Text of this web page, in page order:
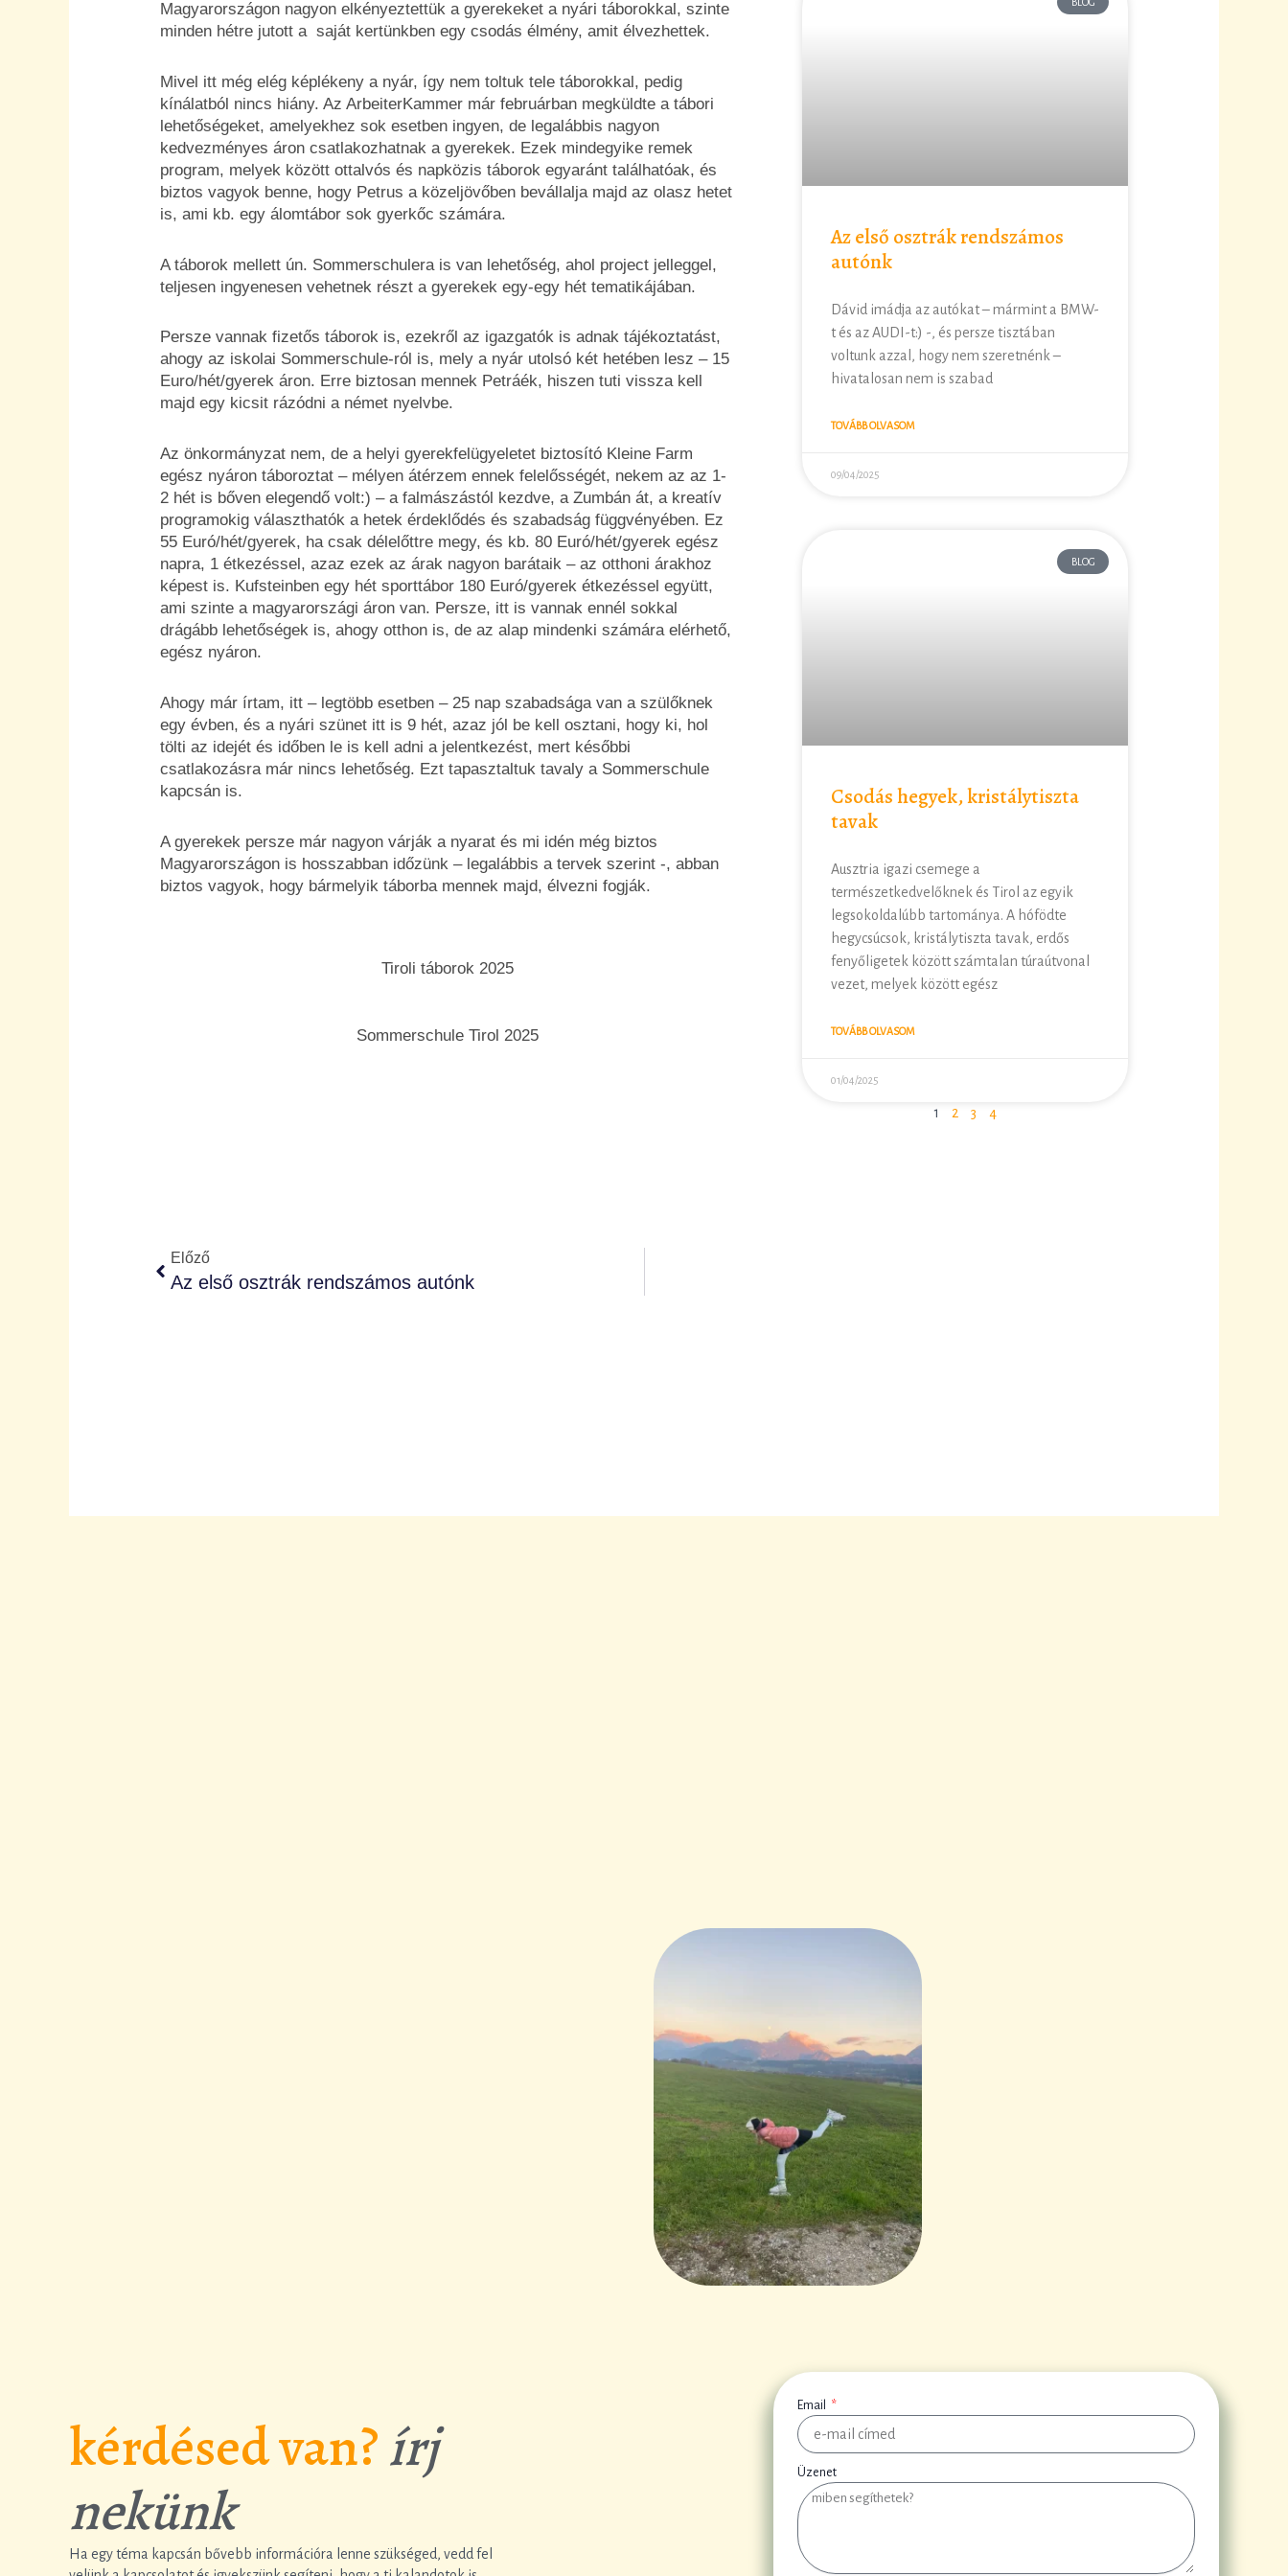
Magyarországon nagyon elkényeztettük a gyerekeket a nyári táborokkal, szinte
minden hétre jutott a saját kertünkben egy csodás élmény, amit élvezhettek.
Mivel itt még elég képlékeny a nyár, így nem toltuk tele táborokkal, pedig
kínálatból nincs hiány. Az ArbeiterKammer már februárban megküldte a tábori
lehetőségeket, amelyekhez sok esetben ingyen, de legalábbis nagyon
kedvezményes áron csatlakozhatnak a gyerekek. Ezek mindegyike remek
program, melyek között ottalvós és napközis táborok egyaránt találhatóak, és
biztos vagyok benne, hogy Petrus a közeljövőben bevállalja majd az olasz hetet
is, ami kb. egy álomtábor sok gyerkőc számára.
A táborok mellett ún. Sommerschulera is van lehetőség, ahol project jelleggel,
teljesen ingyenesen vehetnek részt a gyerekek egy-egy hét tematikájában.
Persze vannak fizetős táborok is, ezekről az igazgatók is adnak tájékoztatást,
ahogy az iskolai Sommerschule-ról is, mely a nyár utolsó két hetében lesz – 15
Euro/hét/gyerek áron. Erre biztosan mennek Petráék, hiszen tuti vissza kell
majd egy kicsit rázódni a német nyelvbe.
Az önkormányzat nem, de a helyi gyerekfelügyeletet biztosító Kleine Farm
egész nyáron táboroztat – mélyen átérzem ennek felelősségét, nekem az az 1-
2 hét is bőven elegendő volt:) – a falmászástól kezdve, a Zumbán át, a kreatív
programokig választhatók a hetek érdeklődés és szabadság függvényében. Ez
55 Euró/hét/gyerek, ha csak délelőttre megy, és kb. 80 Euró/hét/gyerek egész
napra, 1 étkezéssel, azaz ezek az árak nagyon barátaik – az otthoni árakhoz
képest is. Kufsteinben egy hét sporttábor 180 Euró/gyerek étkezéssel együtt,
ami szinte a magyarországi áron van. Persze, itt is vannak ennél sokkal
drágább lehetőségek is, ahogy otthon is, de az alap mindenki számára elérhető,
egész nyáron.
Ahogy már írtam, itt – legtöbb esetben – 25 nap szabadsága van a szülőknek
egy évben, és a nyári szünet itt is 9 hét, azaz jól be kell osztani, hogy ki, hol
tölti az idejét és időben le is kell adni a jelentkezést, mert későbbi
csatlakozásra már nincs lehetőség. Ezt tapasztaltuk tavaly a Sommerschule
kapcsán is.
A gyerekek persze már nagyon várják a nyarat és mi idén még biztos
Magyarországon is hosszabban időzünk – legalábbis a tervek szerint -, abban
biztos vagyok, hogy bármelyik táborba mennek majd, élvezni fogják.
Tiroli táborok 2025
Sommerschule Tirol 2025
Az első osztrák rendszámos
autónk
Dávid imádja az autókat – mármint a BMW-
t és az AUDI-t:) -, és persze tisztában
voltunk azzal, hogy nem szeretnénk –
hivatalosan nem is szabad
TOVÁBB OLVASOM
09/04/2025
BLOG
Csodás hegyek, kristálytiszta
tavak
Ausztria igazi csemege a
természetkedvelőknek és Tirol az egyik
legsokoldalúbb tartománya. A hófödte
hegycsúcsok, kristálytiszta tavak, erdős
fenyőligetek között számtalan túraútvonal
vezet, melyek között egész
TOVÁBB OLVASOM
01/04/2025
1 2 3 4
Előző
Az első osztrák rendszámos autónk
kérdésed van?írj
nekünk
Ha egy téma kapcsán bővebb információra lenne szükséged, vedd fel
Email
Üzenet